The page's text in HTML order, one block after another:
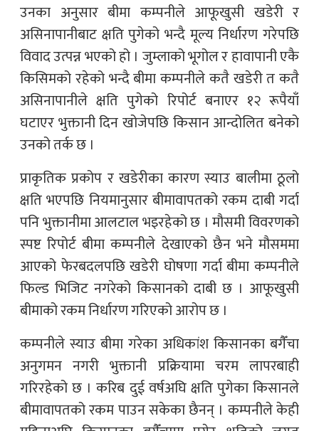
उनका अनुसार बीमा कम्पनीले आफूखुसी खडेरी र
असिनापानीबाट क्षति पुगेको भन्दै मूल्य निर्धारण गरेपछि
विवाद उत्पन्न भएको हो । जुम्लाको भूगोल र हावापानी एकै
किसिमको रहेको भन्दै बीमा कम्पनीले कतै खडेरी त कतै
असिनापानीले क्षति पुगेको रिपोर्ट बनाएर १२ रूपैयाँ
घटाएर भुक्तानी दिन खोजेपछि किसान आन्दोलित बनेको
उनको तर्क छ ।
प्राकृतिक प्रकोप र खडेरीका कारण स्याउ बालीमा ठूलो
क्षति भएपछि नियमानुसार बीमावापतको रकम दाबी गर्दा
पनि भुक्तानीमा आलटाल भइरहेको छ । मौसमी विवरणको
स्पष्ट रिपोर्ट बीमा कम्पनीले देखाएको छैन भने मौसममा
आएको फेरबदलपछि खडेरी घोषणा गर्दा बीमा कम्पनीले
फिल्ड भिजिट नगरेको किसानको दाबी छ । आफूखुसी
बीमाको रकम निर्धारण गरिएको आरोप छ ।
कम्पनीले स्याउ बीमा गरेका अधिकांश किसानका बगैँचा
अनुगमन नगरी भुक्तानी प्रक्रियामा चरम लापरबाही
गरिरहेको छ । करिब दुई वर्षअघि क्षति पुगेका किसानले
बीमावापतको रकम पाउन सकेका छैनन् । कम्पनीले केही